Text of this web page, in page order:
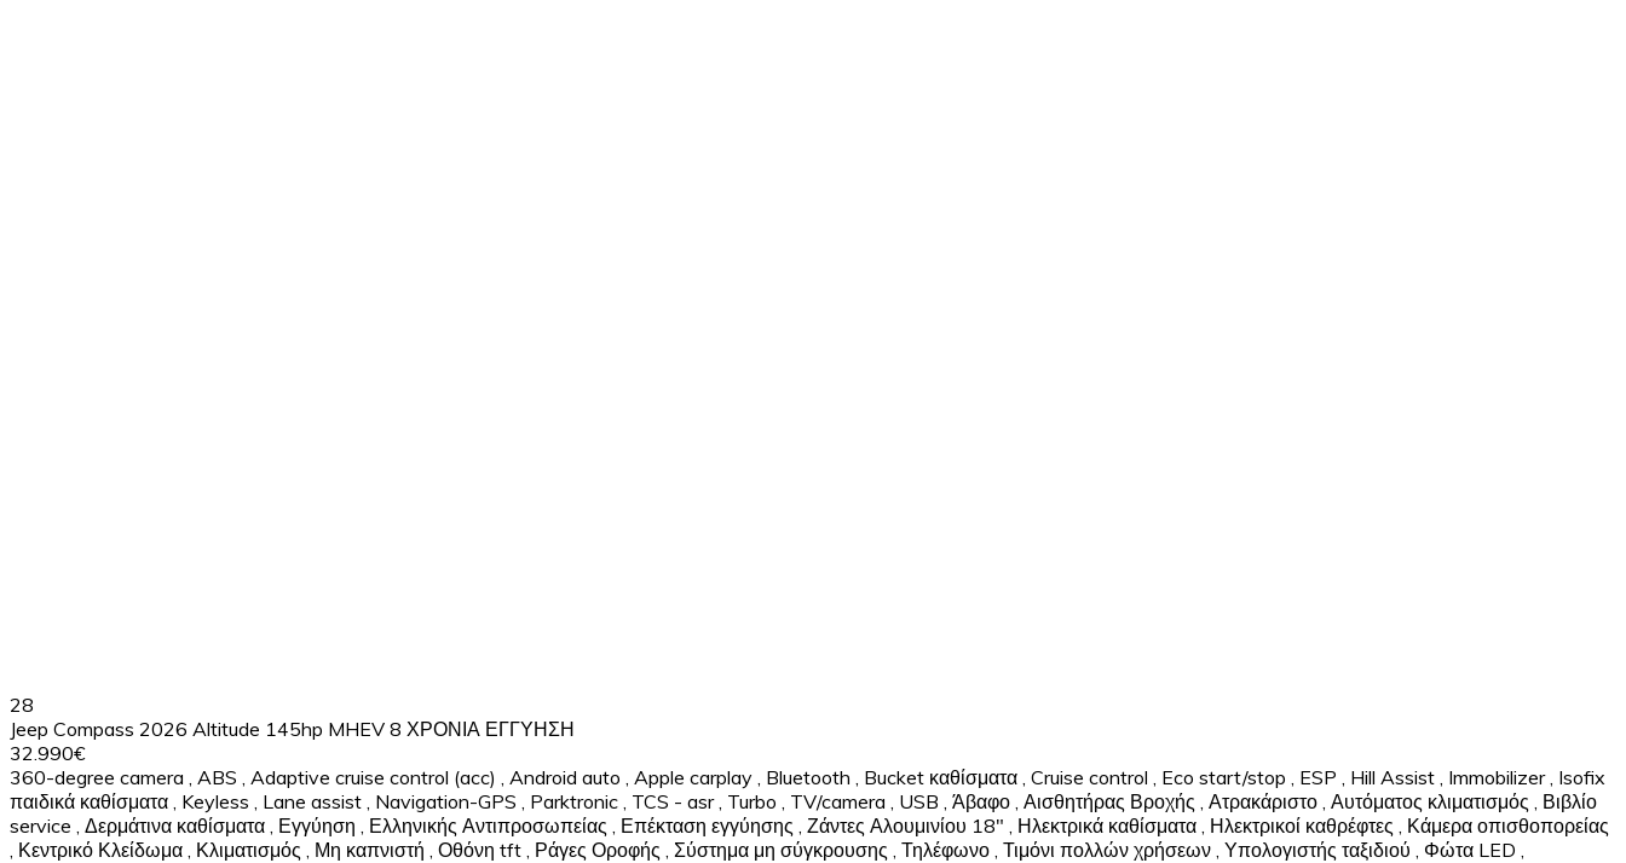
28
Jeep Compass 2026 Altitude 145hp MHEV 8 ΧΡΟΝΙΑ ΕΓΓΥΗΣΗ
32.990€
360-degree camera
ABS Adaptive cruise control (acc) Android auto Apple carplay Bluetooth Bucket καθίσματα Cruise control Eco start/stop ESP Hill Assist Immobilizer Isofix
παιδικά καθίσματα Keyless Lane assist Navigation-GPS Parktronic TCS - asr Turbo TV/camera USB Άβαφο Αισθητήρας Βροχής Ατρακάριστο Αυτόματος κλιματισμός
Βιβλίο
service Δερμάτινα καθίσματα Εγγύηση Ελληνικής Αντιπροσωπείας Επέκταση εγγύησης Ζάντες Αλουμινίου 18" Ηλεκτρικά καθίσματα Ηλεκτρικοί καθρέφτες
Κάμερα οπισθοπορείας
Κεντρικό Κλείδωμα Κλιματισμός Μη καπνιστή Οθόνη tft Ράγες Οροφής Σύστημα μη σύγκρουσης Τηλέφωνο Τιμόνι πολλών χρήσεων Υπολογιστής ταξιδιού Φώτα LED